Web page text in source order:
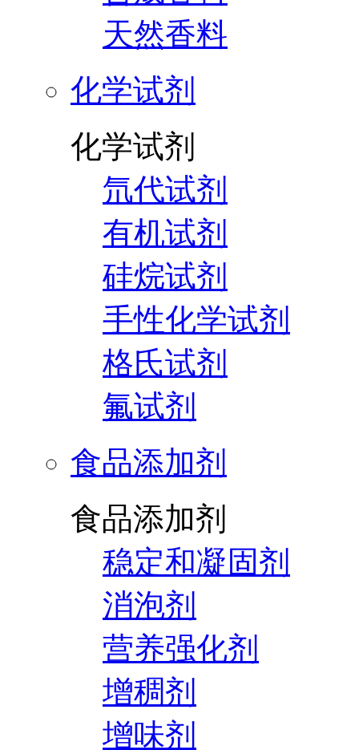
天然香料
化学试剂
化学试剂
氘代试剂
有机试剂
硅烷试剂
手性化学试剂
格氏试剂
氟试剂
食品添加剂
食品添加剂
稳定和凝固剂
消泡剂
营养强化剂
增稠剂
增味剂